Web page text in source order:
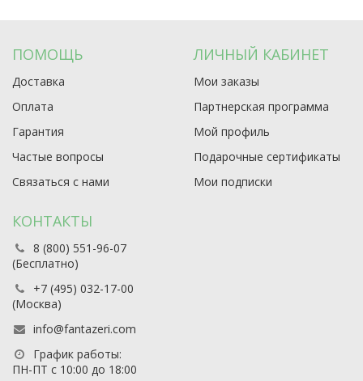
ПОМОЩЬ
Доставка
Оплата
Гарантия
Частые вопросы
Связаться с нами
ЛИЧНЫЙ КАБИНЕТ
Мои заказы
Партнерская программа
Мой профиль
Подарочные сертификаты
Мои подписки
КОНТАКТЫ
8 (800) 551-96-07
(Бесплатно)
+7 (495) 032-17-00
(Москва)
info@fantazeri.com
График работы:
ПН-ПТ с 10:00 до 18:00